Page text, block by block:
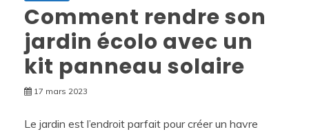
Comment rendre son
jardin écolo avec un
kit panneau solaire
17 mars 2023
Le jardin est l’endroit parfait pour créer un havre